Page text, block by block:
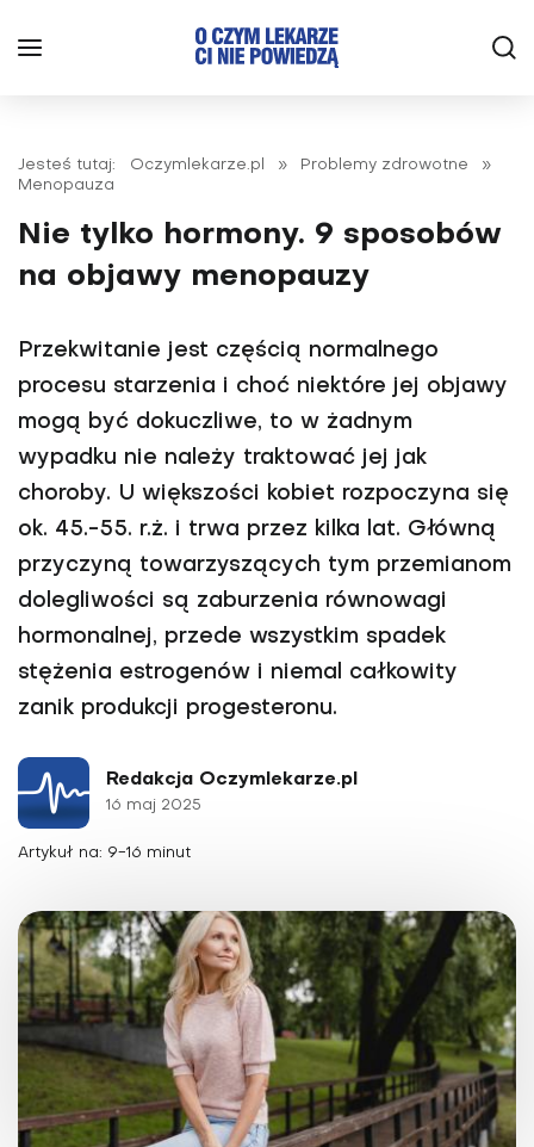
Jesteś tutaj: Oczymlekarze.pl » Problemy zdrowotne
»
Menopauza
Nie tylko hormony. 9 sposobów
na objawy menopauzy
Przekwitanie jest częścią normalnego
procesu starzenia i choć niektóre jej objawy
mogą być dokuczliwe, to w żad­nym
wypadku nie należy traktować jej jak
choroby. U większości kobiet rozpoczyna się
ok. 45.-55. r.ż. i trwa przez kilka lat. Główną
przyczyną towarzyszących tym przemianom
do­legliwości są zaburzenia równowagi
hormonalnej, przede wszystkim spadek
stężenia estrogenów i niemal całko­wity
zanik produkcji progesteronu.
Redakcja Oczymlekarze.pl
16 maj 2025
Artykuł na: 9-16 minut